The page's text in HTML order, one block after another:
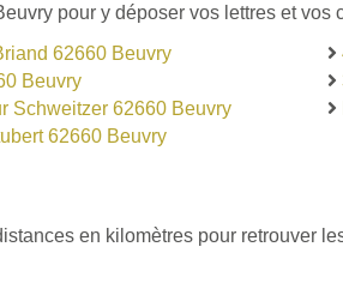
pour y déposer vos lettres et vos
62660 Beuvry
Beuvry
Schweitzer 62660 Beuvry
62660 Beuvry
en kilomètres pour retrouver